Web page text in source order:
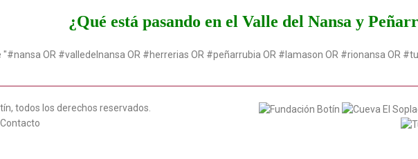
¿Qué está pasando en el Valle del Nansa y
OR #valledelnansa OR #herrerias OR #peñarrubia OR #lamason OR #rionansa OR
todos los derechos reservados.
Contacto